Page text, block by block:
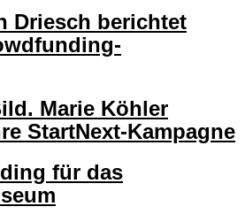
Driesch berichtet
Marie Köhler
StartNext-Kampagne
für das